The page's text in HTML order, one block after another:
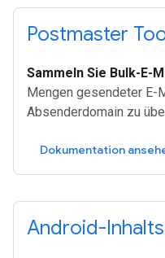
Postmaster
Sammeln Sie Bulk-E-
Mengen gesendeter E-
Absenderdomain zu
Dokumentation
Android-